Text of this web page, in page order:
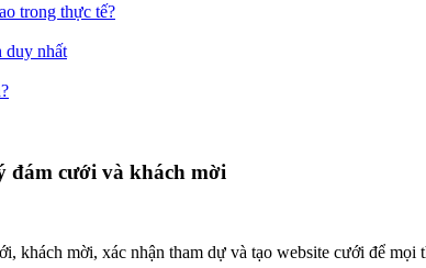
trong thực tế?
duy nhất
đám cưới và khách mời
khách mời, xác nhận tham dự và tạo website cưới để mọi